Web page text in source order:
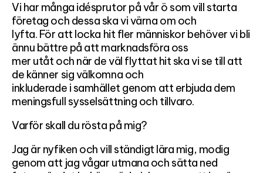
Vi har många idésprutor på vår ö som vill starta
företag och dessa ska vi värna om och
lyfta. För att locka hit fler människor behöver vi bli
ännu bättre på att marknadsföra oss
mer utåt och när de väl flyttat hit ska vi se till att
de känner sig välkomna och
inkluderade i samhället genom att erbjuda dem
meningsfull sysselsättning och tillvaro.
Varför skall du rösta på mig?
Jag är nyfiken och vill ständigt lära mig, modig
genom att jag vågar utmana och sätta ned